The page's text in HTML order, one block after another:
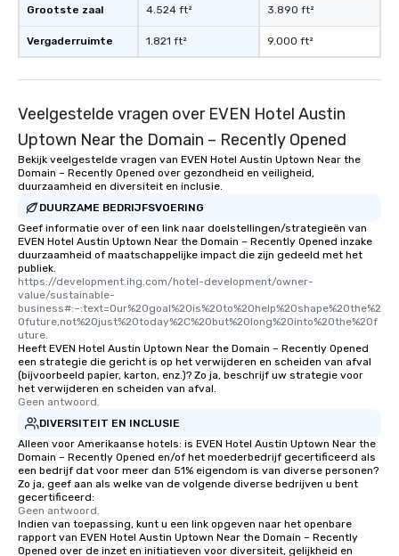
Grootste zaal
Vergaderruimte
4.524 ft²
1.821 ft²
3.890 ft²
9.000 ft²
Veelgestelde vragen over EVEN Hotel Austin
Uptown Near the Domain – Recently Opened
Bekijk veelgestelde vragen van EVEN Hotel Austin Uptown Near the
Domain – Recently Opened over gezondheid en veiligheid,
duurzaamheid en diversiteit en inclusie.
DUURZAME BEDRIJFSVOERING
Geef informatie over of een link naar doelstellingen/strategieën van
EVEN Hotel Austin Uptown Near the Domain – Recently Opened inzake
duurzaamheid of maatschappelijke impact die zijn gedeeld met het
publiek.
https://development.ihg.com/hotel-development/owner-
value/sustainable-
business#:~:text=Our%20goal%20is%20to%20help%20shape%20the%2
0future,not%20just%20today%2C%20but%20long%20into%20the%20f
uture.
Heeft EVEN Hotel Austin Uptown Near the Domain – Recently Opened
een strategie die gericht is op het verwijderen en scheiden van afval
(bijvoorbeeld papier, karton, enz.)? Zo ja, beschrijf uw strategie voor
het verwijderen en scheiden van afval.
Geen antwoord.
DIVERSITEIT EN INCLUSIE
Alleen voor Amerikaanse hotels: is EVEN Hotel Austin Uptown Near the
Domain – Recently Opened en/of het moederbedrijf gecertificeerd als
een bedrijf dat voor meer dan 51% eigendom is van diverse personen?
Zo ja, geef aan als welke van de volgende diverse bedrijven u bent
gecertificeerd:
Geen antwoord.
Indien van toepassing, kunt u een link opgeven naar het openbare
rapport van EVEN Hotel Austin Uptown Near the Domain – Recently
Opened over de inzet en initiatieven voor diversiteit, gelijkheid en